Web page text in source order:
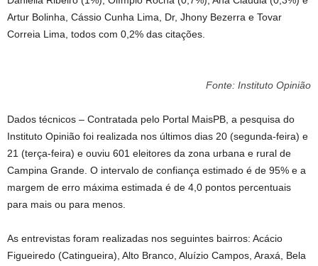
Artur Bolinha, Cássio Cunha Lima, Dr, Jhony Bezerra e Tovar
Correia Lima, todos com 0,2% das citações.
Fonte: Instituto Opinião
Dados técnicos – Contratada pelo Portal MaisPB, a pesquisa do
Instituto Opinião foi realizada nos últimos dias 20 (segunda-feira) e
21 (terça-feira) e ouviu 601 eleitores da zona urbana e rural de
Campina Grande. O intervalo de confiança estimado é de 95% e a
margem de erro máxima estimada é de 4,0 pontos percentuais
para mais ou para menos.
As entrevistas foram realizadas nos seguintes bairros: Acácio
Figueiredo (Catingueira), Alto Branco, Aluízio Campos, Araxá, Bela